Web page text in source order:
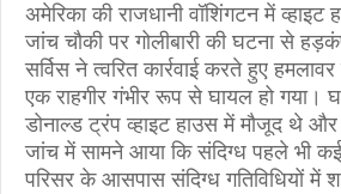
अमेरिका की राजधानी वॉशिंगटन में व्हाइट
जांच चौकी पर गोलीबारी की घटना से
सर्विस ने त्वरित कार्रवाई करते हुए
एक राहगीर गंभीर रूप से घायल हो गया।
डोनाल्ड ट्रंप व्हाइट हाउस में मौजूद थे और
जांच में सामने आया कि संदिग्ध पहले भी कई
परिसर के आसपास संदिग्ध गतिविधियों में